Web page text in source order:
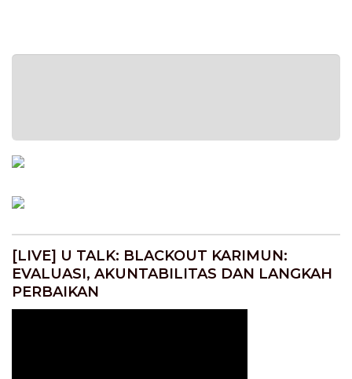
[LIVE] U TALK: BLACKOUT KARIMUN:
EVALUASI, AKUNTABILITAS DAN LANGKAH
PERBAIKAN